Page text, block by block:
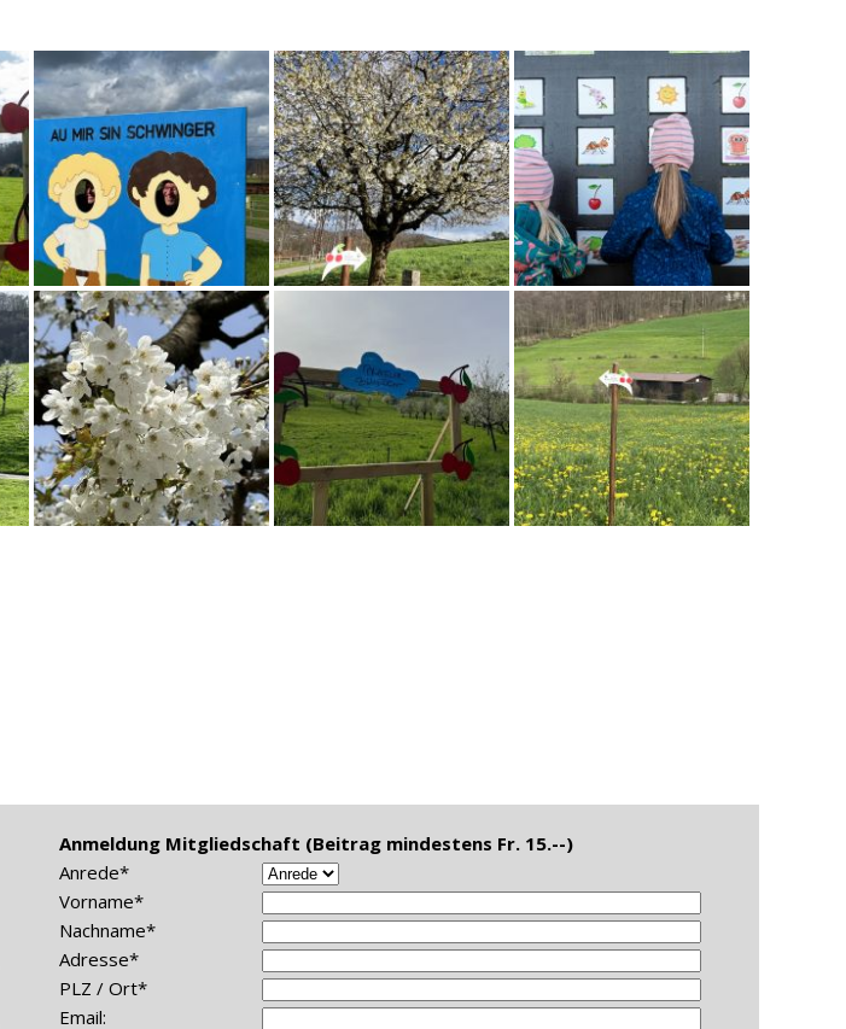
Anmeldung Mitgliedschaft (Beitrag mindestens Fr. 15.--)
Anrede*
Vorname*
Nachname*
Adresse*
PLZ / Ort*
Email: